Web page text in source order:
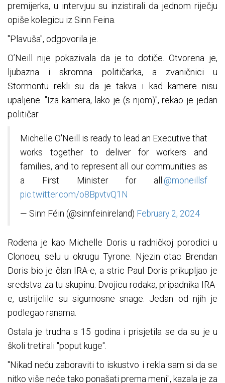
premijerka, u intervjuu su inzistirali da jednom riječju
opiše kolegicu iz Sinn Feina.
"Plavuša", odgovorila je.
O’Neill nije pokazivala da je to dotiče. Otvorena je,
ljubazna i skromna političarka, a zvaničnici u
Stormontu rekli su da je takva i kad kamere nisu
upaljene. "Iza kamera, lako je (s njom)", rekao je jedan
političar.
Michelle O'Neill is ready to lead an Executive that
works together to deliver for workers and
families, and to represent all our communities as
a First Minister for all.@moneillsf
pic.twitter.com/o8BpvtvQ1N
— Sinn Féin (@sinnfeinireland) February 2, 2024
Rođena je kao Michelle Doris u radničkoj porodici u
Clonoeu, selu u okrugu Tyrone. Njezin otac Brendan
Doris bio je član IRA-e, a stric Paul Doris prikupljao je
sredstva za tu skupinu. Dvojicu rođaka, pripadnika IRA-
e, ustrijelile su sigurnosne snage. Jedan od njih je
podlegao ranama.
Ostala je trudna s 15 godina i prisjetila se da su je u
školi tretirali "poput kuge".
"Nikad neću zaboraviti to iskustvo i rekla sam si da se
nitko više neće tako ponašati prema meni", kazala je za